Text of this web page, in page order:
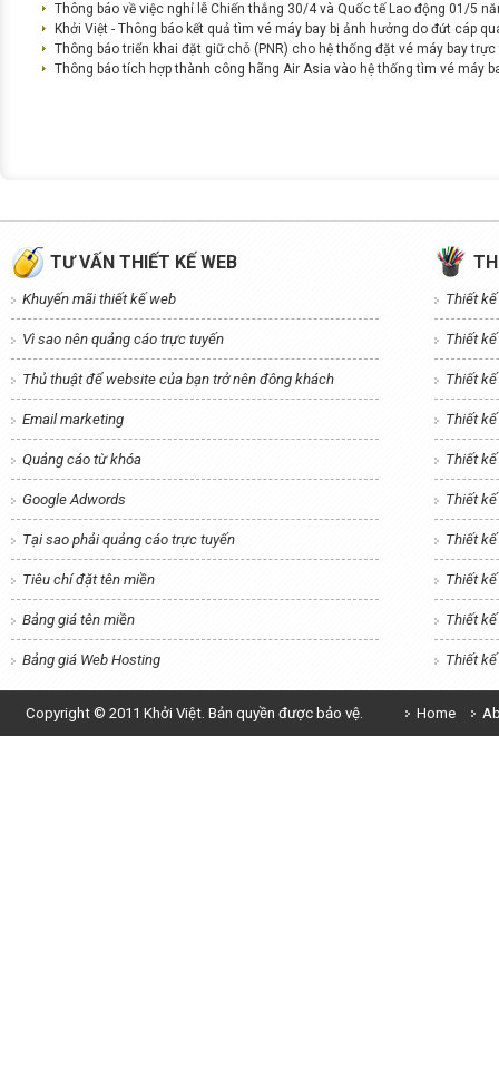
Thông báo về việc nghỉ lễ Chiến thắng 30/4 và Quốc tế Lao động 01/5
Khởi Việt - Thông báo kết quả tìm vé máy bay bị ảnh hưởng do đứt cáp
Thông báo triển khai đặt giữ chỗ (PNR) cho hệ thống đặt vé máy bay trực
Thông báo tích hợp thành công hãng Air Asia vào hệ thống tìm vé máy
TƯ VẤN THIẾT KẾ WEB
Khuyến mãi thiết kế web
Vì sao nên quảng cáo trực tuyến
Thủ thuật để website của bạn trở nên đông khách
Email marketing
Quảng cáo từ khóa
Google Adwords
Tại sao phải quảng cáo trực tuyến
Tiêu chí đặt tên miền
Bảng giá tên miền
Bảng giá Web Hosting
Thiết
Thiết
Thiết
Thiết
Thiết
Thiết
Thiết
Thiết
Thiết
Thiết
Copyright © 2011 Khởi Việt. Bản quyền được bảo vệ. Home